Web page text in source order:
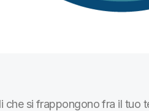
si frappongono fra il tuo